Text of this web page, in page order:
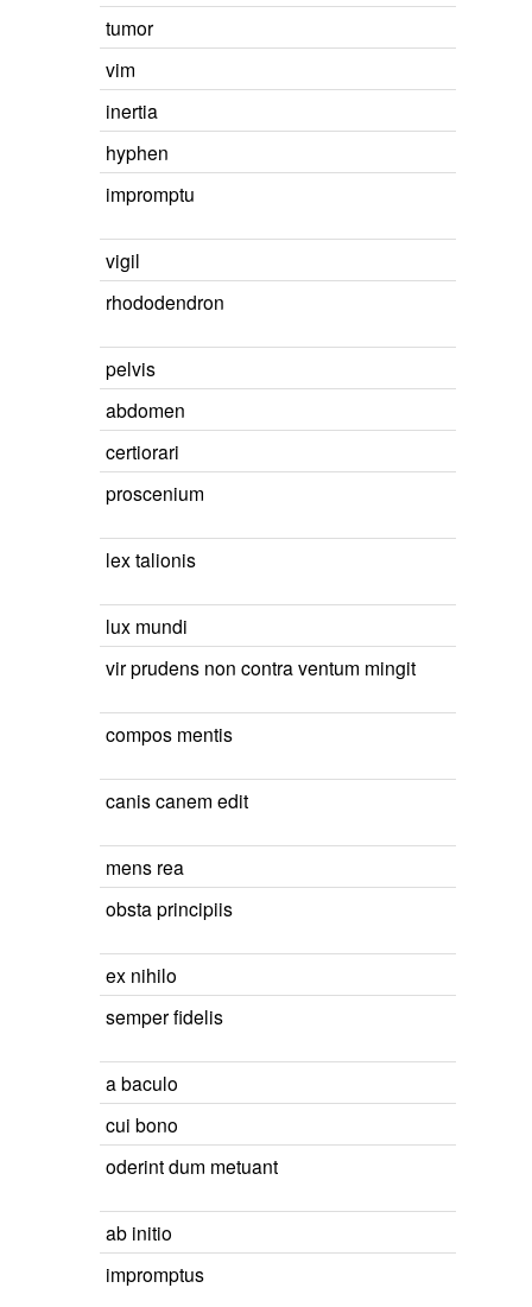
tumor
vim
inertia
hyphen
impromptu
vigil
rhododendron
pelvis
abdomen
certiorari
proscenium
lex talionis
lux mundi
vir prudens non contra ventum mingit
compos mentis
canis canem edit
mens rea
obsta principiis
ex nihilo
semper fidelis
a baculo
cui bono
oderint dum metuant
ab initio
impromptus